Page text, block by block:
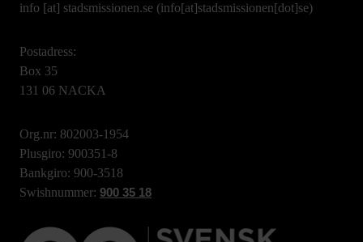
info [at] stadsmissionen.se (info[at]stadsmissionen[dot]se)
Postadress:
Box 35
131 06 NACKA
Org.nr: 802003-1954
Plusgiro: 900351-8
Bankgiro: 900-3518
Swishnummer: 900 35 18